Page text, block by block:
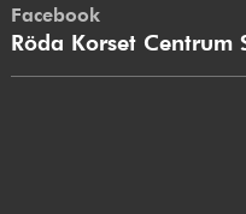
Facebook
Röda Korset Centrum